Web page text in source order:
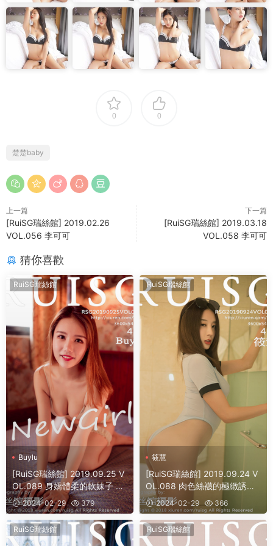
0 0
楚楚baby
上一篇
[RuiSG瑞絲館] 2019.02.26
VOL.056 李可可
下一篇
[RuiSG瑞絲館] 2019.03.18
VOL.058 李可可
猜你喜歡
RuiSG瑞絲館
Buylu
[RuiSG瑞絲館] 2019.09.25 V
OL.089 身嬌體柔的軟妹子 Bu
ylu2024-02-29 379
RuiSG瑞絲館
筱慧
[RuiSG瑞絲館] 2019.09.24 V
OL.088 肉色絲襪的極緻誘惑
筱慧2024-02-29 366
RuiSG瑞絲館 RuiSG瑞絲館